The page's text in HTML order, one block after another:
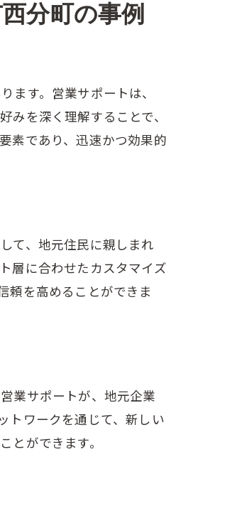
分町の事例
す。営業サポートは、
を深く理解することで、
素であり、迅速かつ効果的
て、地元住民に親しまれ
層に合わせたカスタマイズ
頼を高めることができま
業サポートが、地元企業
トワークを通じて、新しい
ができます。